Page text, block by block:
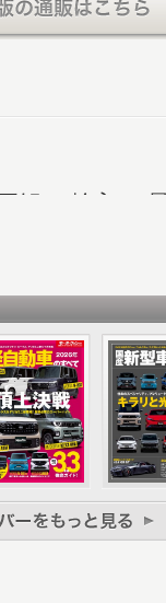
解！ 輸入EV
を得た小粋な